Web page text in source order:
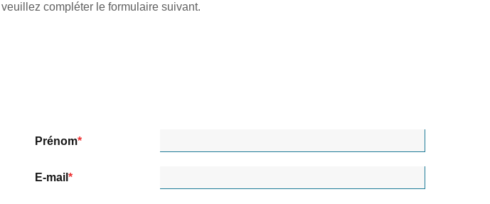
compléter le formulaire suivant.
Prénom
E-mail